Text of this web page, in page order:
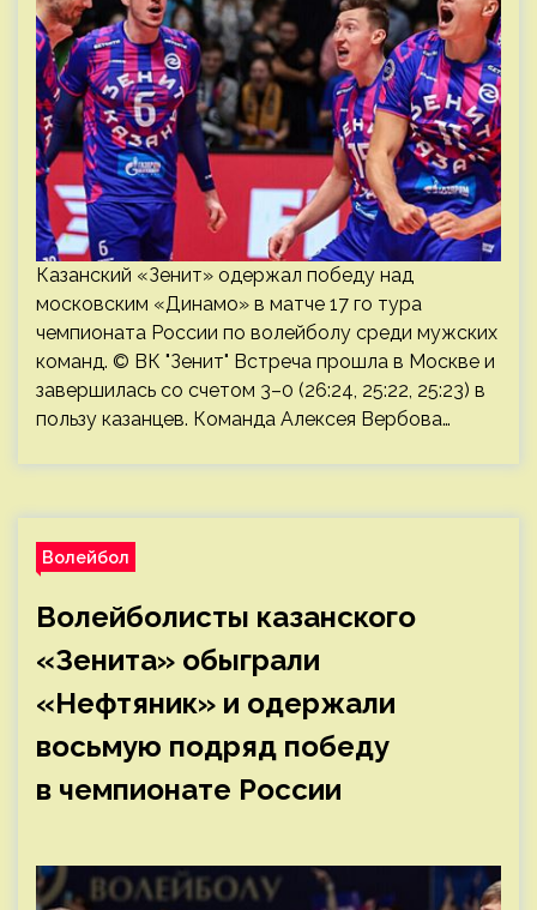
Казанский «Зенит» одержал победу над
московским «Динамо» в матче 17 го тура
чемпионата России по волейболу среди мужских
команд. © ВК "Зенит" Встреча прошла в Москве и
завершилась со счетом 3–0 (26:24, 25:22, 25:23) в
пользу казанцев. Команда Алексея Вербова…
Волейбол
Волейболисты казанского
«Зенита» обыграли
«Нефтяник» и одержали
восьмую подряд победу
в чемпионате России